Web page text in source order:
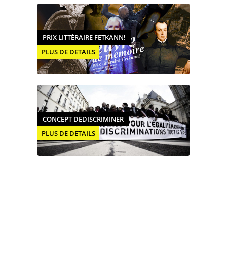
PRIX LITTÉRAIRE FETKANN!
PLUS DE DETAILS
CONCEPT DEDISCRIMINER
PLUS DE DETAILS